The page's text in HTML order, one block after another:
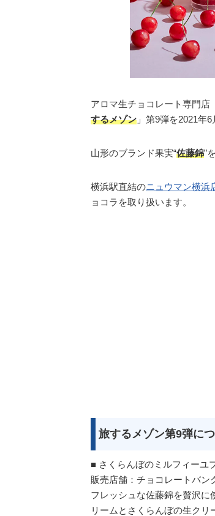
アロマ生チョコレート専門店
するメゾン 」第9弾を2021年
山形のブランド果実“佐藤錦”
横浜駅直結のニュウマン横浜
ョコラを取り扱います。
旅するメゾン第9弾に
■ さくらんぼのミルフィーユ
販売店舗：チョコレートバン
フレッシュな佐藤錦を贅沢に
リームとさくらんぼの生ク